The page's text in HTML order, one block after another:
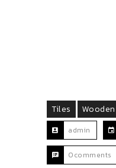
Tiles Wooden
admin
0comments